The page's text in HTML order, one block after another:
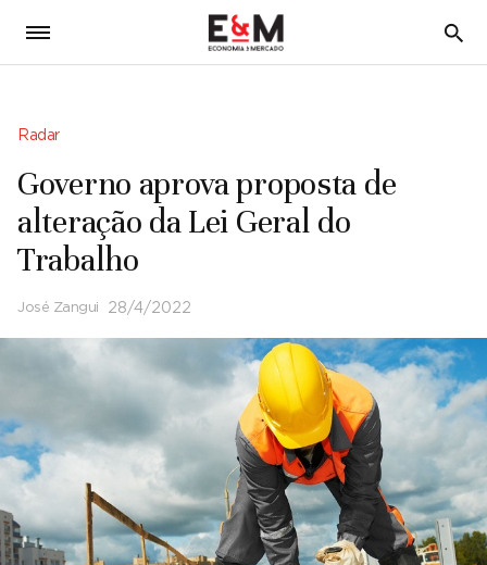
5
Radar
Governo aprova proposta de
alteração da Lei Geral do
Trabalho
José Zangui 28/4/2022